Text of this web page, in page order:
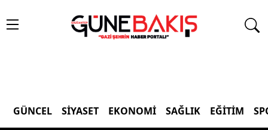
GÜNCEL SIYASET EKONOMI SAĞLIK EĞITIM